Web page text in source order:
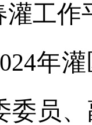
工
年
委员